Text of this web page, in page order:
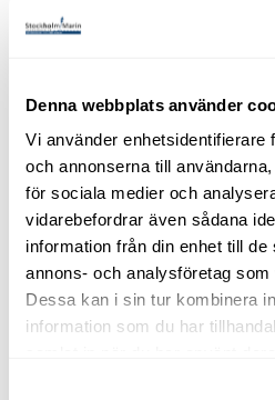
Denna webbplats använder
Vi använder enhetsidentifierare
och annonserna till
för sociala medier och
vidarebefordrar även sådana
information från din enhet till
annons- och analysföretag
Dessa kan i sin tur kombinera
information som du har
Om båten
57145120 eller mejla vid
Finnmaster 5300 Troller -
Endast 198 gångtimmar!
Finskbyggd bowrider modell
såväl som sportfiske.
fint skydd vid sämre väder.
Soffa bak i aktern.
HK ger båten bra prestanda